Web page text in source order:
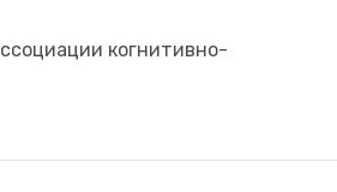
когнитивно-